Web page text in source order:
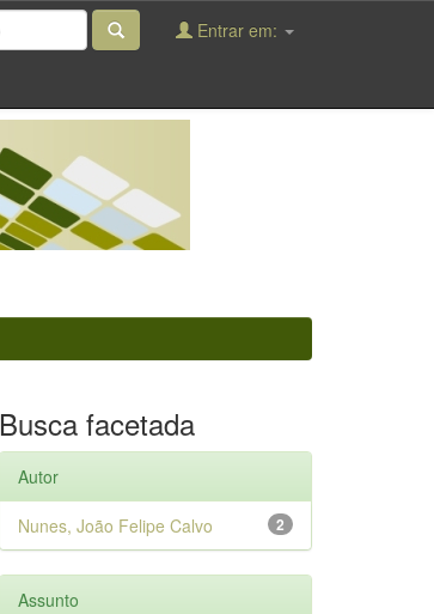
Entrar em:
Busca facetada
Autor
2
Nunes, João Felipe Calvo
Assunto